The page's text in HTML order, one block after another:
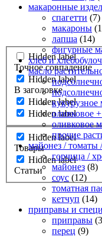
Hidden label
Точное совпадение
Hidden label
В заголовке
Hidden label
Hidden label
Hidden label
Товары
Hidden label
Статьи
макаронные
cпагетти (7)
макароны
лапша (14)
фигурные
хлеб и
масло
кукурузное
оливковое
оливковое
прочие
майонез / томаты
горчица /
майонез (8)
соус (12)
томатная
кетчуп (14)
приправы и
приправы
перец (9)